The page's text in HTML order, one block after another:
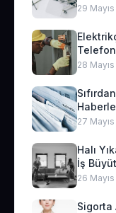
29
28
27
Halı
İş
26
Sigorta